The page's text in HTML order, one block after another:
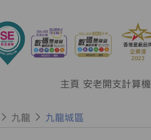
主頁 安老開支計算機
九龍 九龍城區